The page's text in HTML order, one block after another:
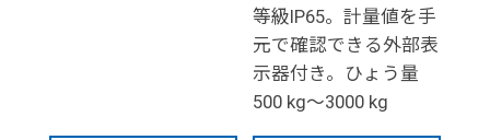
等級IP65。計量値を手
元で確認できる外部表
示器付き。ひょう量
500 kg～3000 kg